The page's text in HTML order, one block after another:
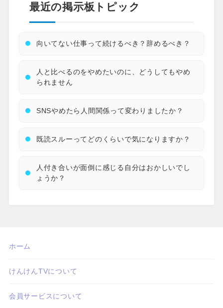
最近の掲示板トピック
向いてない仕事って続けるべき？辞めるべき？
人と比べるのをやめたいのに、どうしてもやめ
られません
SNSやめたら人間関係って変わりましたか？
既読スルーってどのくらいで気になりますか？
人付き合いが面倒に感じる自分はおかしいでし
ょうか？
ホーム
けんけんTVについて
会員サービスについて